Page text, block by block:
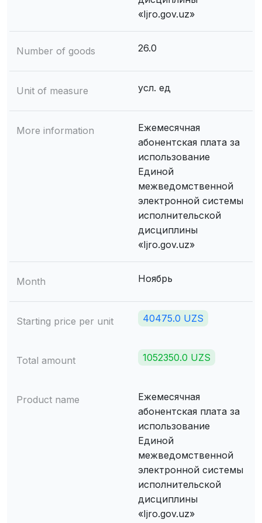
«Ijro.gov.uz»
Number of goods 26.0
Unit of measure усл. ед
More information
Ежемесячная
абонентская плата за
использование
Единой
межведомственной
электронной системы
исполнительской
дисциплины
«Ijro.gov.uz»
Month Ноябрь
Starting price per unit 40475.0 UZS
Total amount 1052350.0 UZS
Product name
Ежемесячная
абонентская плата за
использование
Единой
межведомственной
электронной системы
исполнительской
дисциплины
«Ijro.gov.uz»